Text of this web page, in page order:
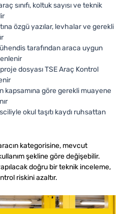
sınıfı, koltuk sayısı ve teknik
özgü yazılar, levhalar ve gerekli
tarafından araca uygun
dosyası TSE Araç Kontrol
kapsamına göre gerekli muayene
okul taşıtı kaydı ruhsattan
kategorisine, mevcut
şekline göre değişebilir.
doğru bir teknik inceleme,
riskini azaltır.